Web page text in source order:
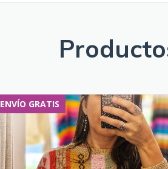
ENVÍO GRATIS